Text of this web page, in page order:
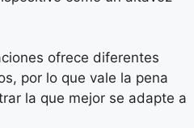
ofrece diferentes
por lo que vale la pena
la que mejor se adapte a